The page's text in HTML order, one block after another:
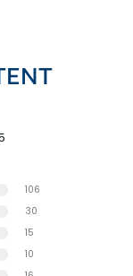
106
30
15
10